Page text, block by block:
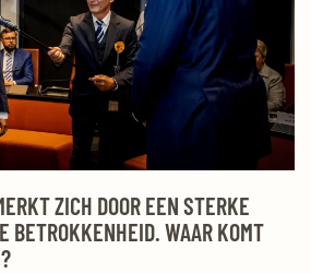
ZICH DOOR EEN STERKE
BETROKKENHEID. WAAR KOMT